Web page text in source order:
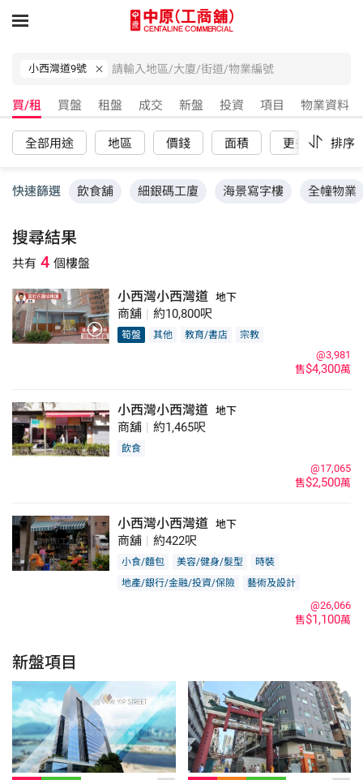
小西灣道9號
買/租 買盤 租盤 成交 新盤 投資 項目 物業資料
全部用途 地區 價錢 面積 更多 重
排序
快速篩選 飲食舖 細銀碼工廈 海景寫字樓 全幢物業
搜尋結果
共有 4 個樓盤
小西灣小西灣道 地下
商舖 | 約10,800呎
筍盤 其他 教育/書店 宗教
售$4,300萬
@3,981
小西灣小西灣道 地下
商舖 | 約1,465呎
飲食
售$2,500萬
@17,065
小西灣小西灣道 地下
商舖 | 約422呎
小食/麵包 美容/健身/髮型
時裝
地產/銀行/金融/投資/保險
藝術及設計
售$1,100萬
@26,066
新盤項目